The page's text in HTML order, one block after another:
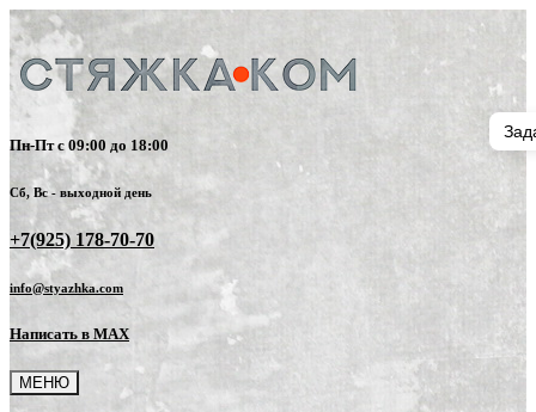
Пн-Пт с 09:00 до 18:00
Сб, Вс - выходной день
+7(925) 178-70-70
info@styazhka.com
Написать в MAX
МЕНЮ